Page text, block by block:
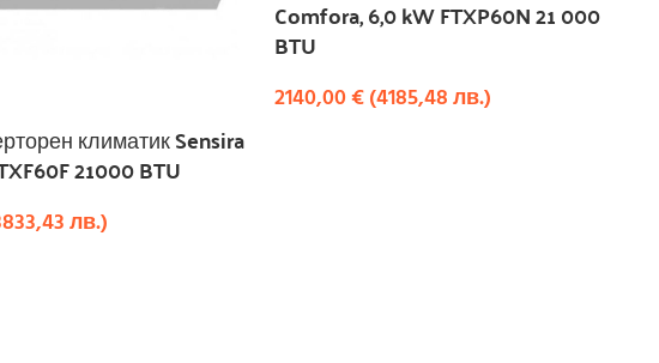
климатик Sensira
21000 BTU
лв.)
Comfora, 6,0 kW FTXP60N 21 000
BTU
2140,00€(4185,48лв.)